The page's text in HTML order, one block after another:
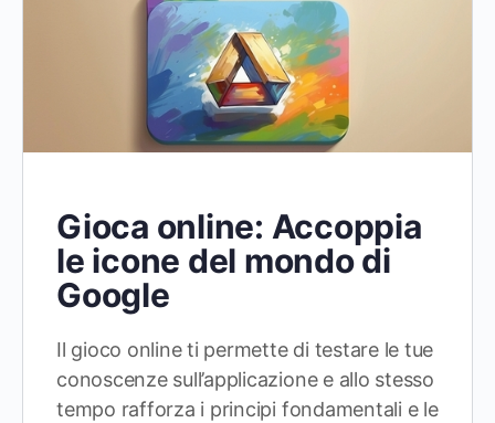
Gioca online: Accoppia
le icone del mondo di
Google
Il gioco online ti permette di testare le tue
conoscenze sull’applicazione e allo stesso
tempo rafforza i principi fondamentali e le